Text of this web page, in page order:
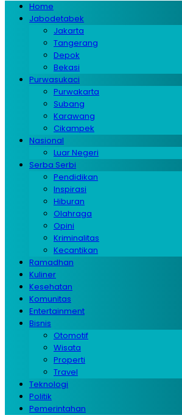
Home
Jabodetabek
Jakarta
Tangerang
Depok
Bekasi
Purwasukaci
Purwakarta
Subang
Karawang
Cikampek
Nasional
Luar Negeri
Serba Serbi
Pendidikan
Inspirasi
Hiburan
Olahraga
Opini
Kriminalitas
Kecantikan
Ramadhan
Kuliner
Kesehatan
Komunitas
Entertainment
Bisnis
Otomotif
Wisata
Properti
Travel
Teknologi
Politik
Pemerintahan